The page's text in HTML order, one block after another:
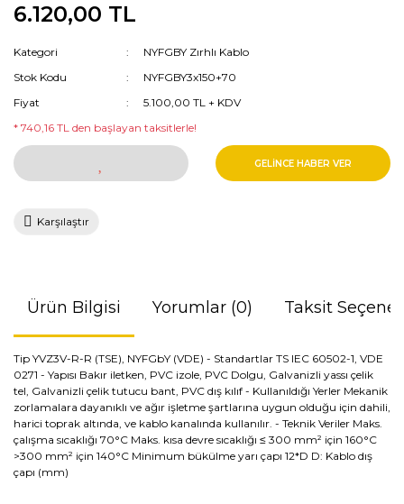
6.120,00 TL
Kategori
NYFGBY Zırhlı Kablo
Stok Kodu
NYFGBY3x150+70
Fiyat
5.100,00 TL + KDV
* 740,16 TL den başlayan taksitlerle!
GELİNCE HABER VER
Karşılaştır
Ürün Bilgisi Yorumlar (0) Taksit
Tip YVZ3V-R-R (TSE), NYFGbY (VDE) - Standartlar TS IEC 60502-1, VDE
0271 - Yapısı Bakır iletken, PVC izole, PVC Dolgu, Galvanizli yassı çelik
tel, Galvanizli çelik tutucu bant, PVC dış kılıf - Kullanıldığı Yerler Mekanik
zorlamalara dayanıklı ve ağır işletme şartlarına uygun olduğu için dahili,
harici toprak altında, ve kablo kanalında kullanılır. - Teknik Veriler Maks.
çalışma sıcaklığı 70°C Maks. kısa devre sıcaklığı ≤ 300 mm² için 160°C
>300 mm² için 140°C Minimum bükülme yarı çapı 12*D D: Kablo dış
çapı (mm)